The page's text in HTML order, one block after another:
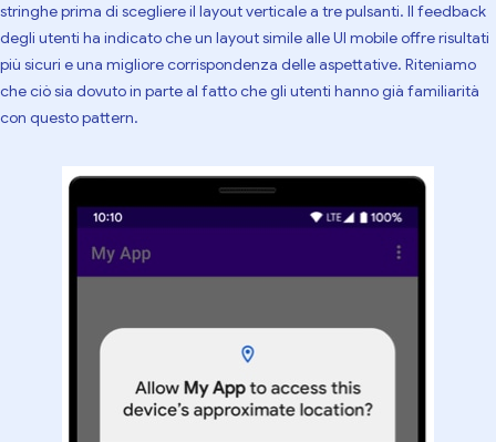
stringhe prima di scegliere il layout verticale a tre pulsanti. Il feedback
degli utenti ha indicato che un layout simile alle UI mobile offre risultati
più sicuri e una migliore corrispondenza delle aspettative. Riteniamo
che ciò sia dovuto in parte al fatto che gli utenti hanno già familiarità
con questo pattern.